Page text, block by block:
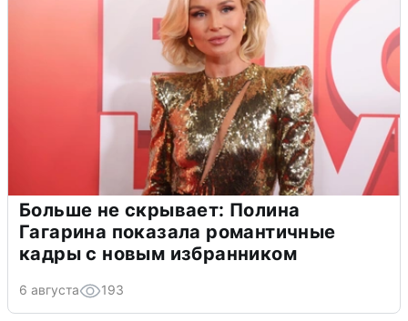
Больше не скрывает: Полина
Гагарина показала романтичные
кадры с новым избранником
6 августа 193